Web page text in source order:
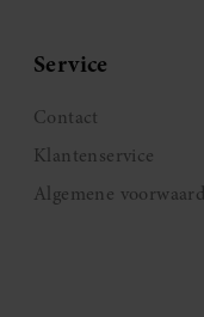
Service
Contact
Klantenservice
Algemene